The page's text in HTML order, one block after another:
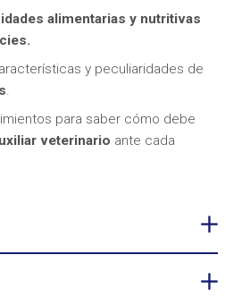
alimentarias y nutritivas
y peculiaridades de
.
para saber cómo debe
veterinario ante cada